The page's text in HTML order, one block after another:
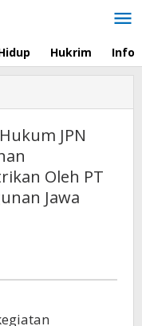
Hukrim Info
JPN
Oleh PT
Jawa